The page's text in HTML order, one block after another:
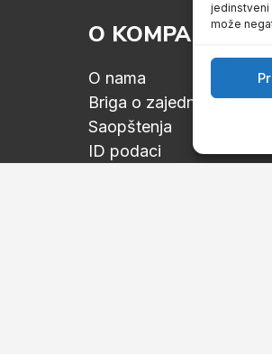
jedinstveni
može
O KOMPANIJI
O nama
Briga o zajednici
Saopštenja
ID podaci